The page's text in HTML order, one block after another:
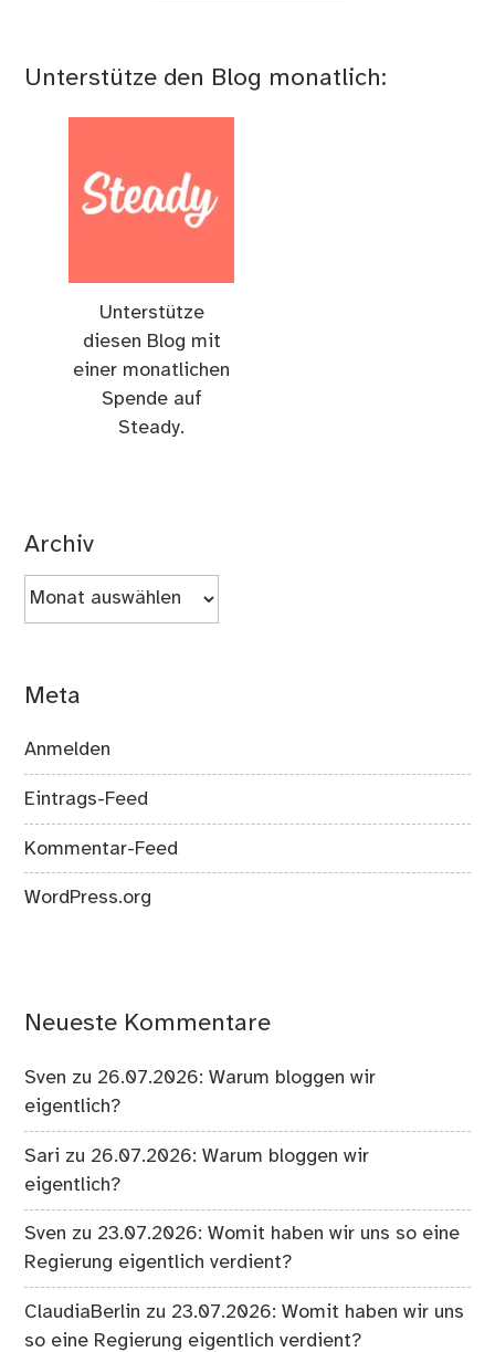
Unterstütze den Blog monatlich:
Unterstütze
diesen Blog mit
einer monatlichen
Spende auf
Steady.
Archiv
Archiv
Meta
Anmelden
Eintrags-Feed
Kommentar-Feed
WordPress.org
Neueste Kommentare
Sven zu 26.07.2026: Warum bloggen wir
eigentlich?
Sari zu 26.07.2026: Warum bloggen wir
eigentlich?
Sven zu 23.07.2026: Womit haben wir uns so eine
Regierung eigentlich verdient?
ClaudiaBerlin zu 23.07.2026: Womit haben wir uns
so eine Regierung eigentlich verdient?